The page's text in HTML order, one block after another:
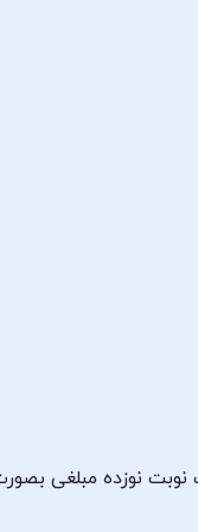
نوزده مبلغی